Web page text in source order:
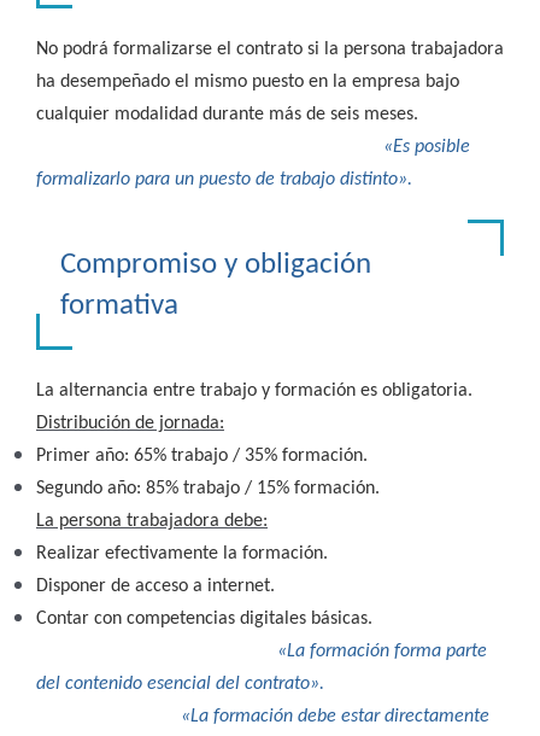
No podrá formalizarse el contrato si la persona trabajadora
ha desempeñado el mismo puesto en la empresa bajo
cualquier modalidad durante más de seis meses.
«Es posible
formalizarlo para un puesto de trabajo distinto».
Compromiso y obligación
formativa
La alternancia entre trabajo y formación es obligatoria.
Distribución de jornada:
Primer año: 65% trabajo / 35% formación.
Segundo año: 85% trabajo / 15% formación.
La persona trabajadora debe:
Realizar efectivamente la formación.
Disponer de acceso a internet.
Contar con competencias digitales básicas.
«La formación forma parte
del contenido esencial del contrato».
«La formación debe estar directamente